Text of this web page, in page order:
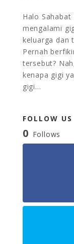
Halo
mengalami
keluarga dan
Pernah
tersebut?
kenapa gigi
gigi...
FOLLOW US
0 Follows